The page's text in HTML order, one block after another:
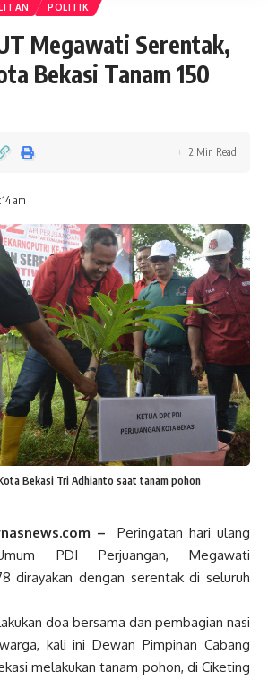
POLITIK
Megawati Serentak,
Bekasi Tanam 150
am
2 Min Read
Bekasi Tri Adhianto saat tanam pohon
–
Peringatan hari ulang
PDI Perjuangan, Megawati
dirayakan dengan serentak di seluruh
doa bersama dan pembagian nasi
kali ini Dewan Pimpinan Cabang
melakukan tanam pohon, di Ciketing